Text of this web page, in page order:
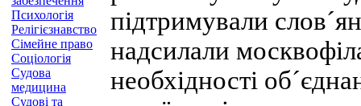
Психологія
Релігієзнавство
Сімейне право
Соціологія
Судова
медицина
Судові та
підтримували
надсилали
необхідності